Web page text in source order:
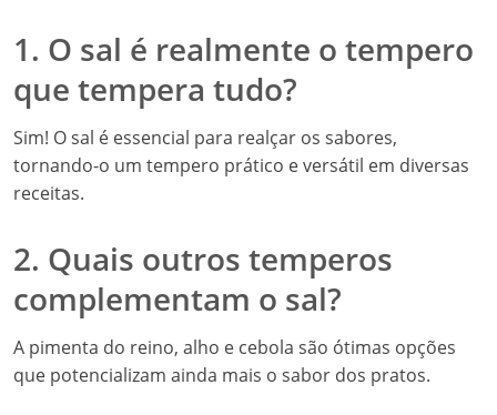
1. O sal é realmente o tempero
que tempera tudo?
Sim! O sal é essencial para realçar os sabores,
tornando-o um tempero prático e versátil em diversas
receitas.
2. Quais outros temperos
complementam o sal?
A pimenta do reino, alho e cebola são ótimas opções
que potencializam ainda mais o sabor dos pratos.